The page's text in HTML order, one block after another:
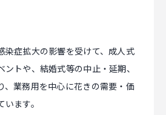
染症拡大の影響を受けて、成人式
トや、結婚式等の中止・延期、
、業務用を中心に花きの需要・価
ます。